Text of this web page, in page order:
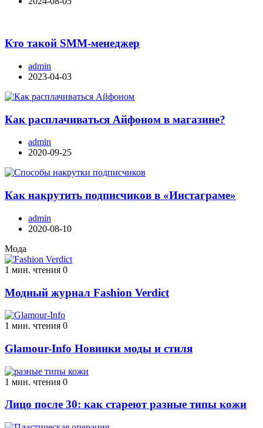
Кто такой SMM-менеджер
admin
2023-04-03
Как расплачиваться Айфоном в магазине?
admin
2020-09-25
Как накрутить подписчиков в «Инстаграме»
admin
2020-08-10
Мода
1 мин. чтения 0
Модный журнал Fashion Verdict
1 мин. чтения 0
Glamour-Info Новинки моды и стиля
1 мин. чтения 0
Лицо после 30: как стареют разные типы кожи